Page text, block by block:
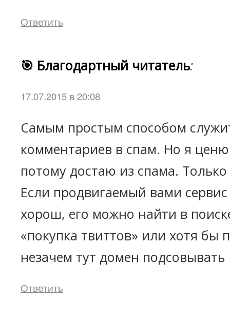
Ответить
🎯 Благодартный читатель:
17.07.2015 в 20:08
Самым простым способом
комментариев в спам. Но я
потому достаю из спама.
Если продвигаемый вами
хорош, его можно найти в
«покупка твиттов» или хотя
незачем тут домен подсовывать
Ответить